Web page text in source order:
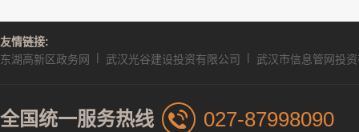
友情链接:
东湖高新区政务网
| 武汉光谷建设投资有限公司 | 武汉市信息管网投
全国统一服务热线 027-87998090